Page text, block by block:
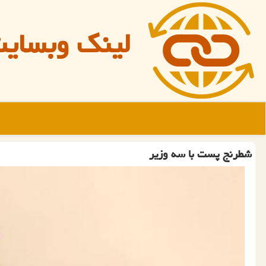
لینک
شطرنج پست با سه وزیر